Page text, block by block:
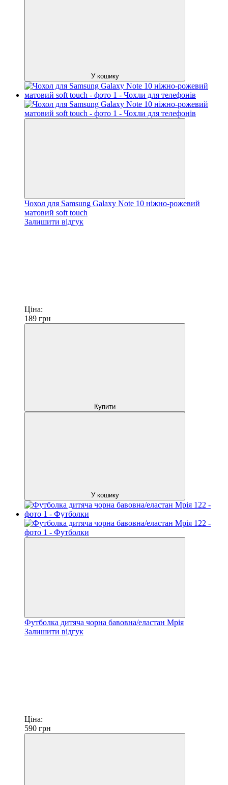
У кошику
Чохол для Samsung Galaxy Note 10 ніжно-рожевий
матовий soft touch
Залишити відгук
Ціна:
189 грн
Купити
У кошику
Футболка дитяча чорна бавовна/еластан Мрія
Залишити відгук
Ціна:
590 грн